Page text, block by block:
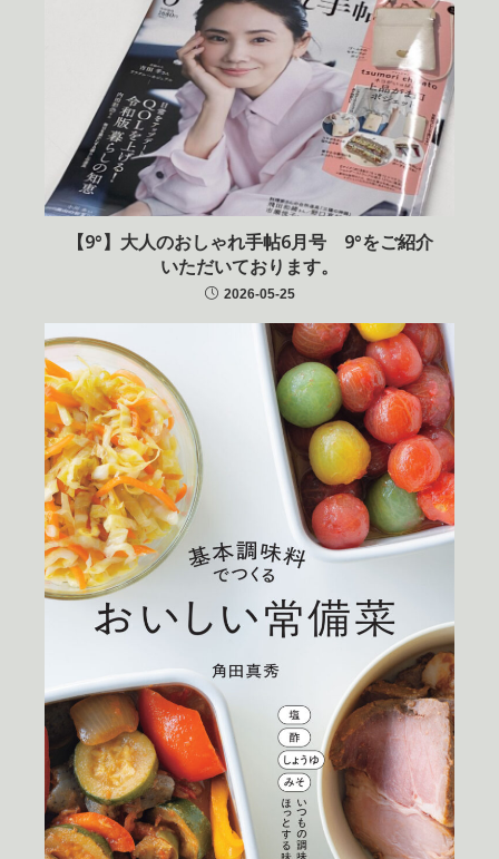
【9°】大人のおしゃれ手帖6月号 9°をご紹介
いただいております。
2026-05-25